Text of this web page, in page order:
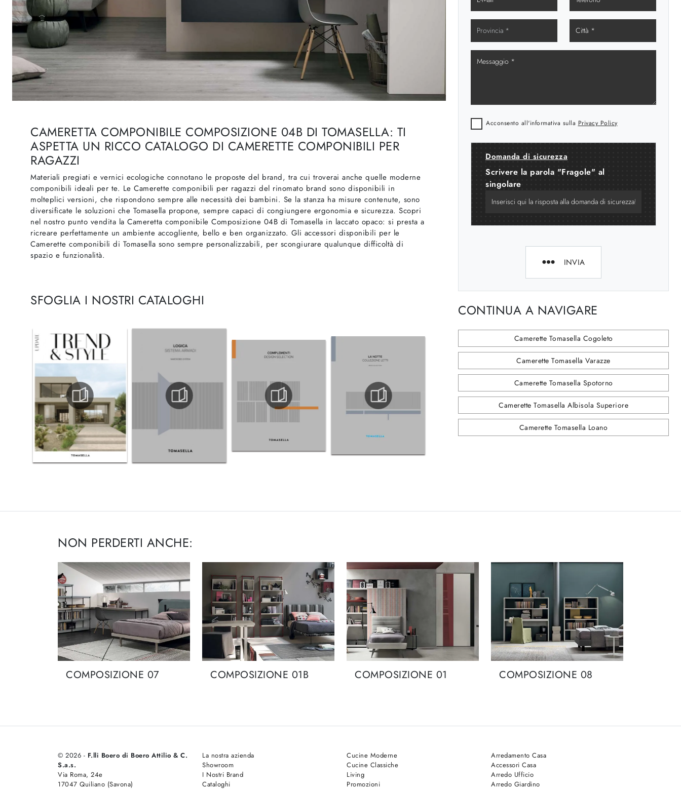
CAMERETTA COMPONIBILE COMPOSIZIONE 04B DI TOMASELLA: TI
ASPETTA UN RICCO CATALOGO DI CAMERETTE COMPONIBILI PER
RAGAZZI
Materiali pregiati e vernici ecologiche connotano le proposte del brand, tra cui troverai anche quelle moderne
componibili ideali per te. Le Camerette componibili per ragazzi del rinomato brand sono disponibili in
molteplici versioni, che rispondono sempre alle necessità dei bambini. Se la stanza ha misure contenute, sono
diversificate le soluzioni che Tomasella propone, sempre capaci di congiungere ergonomia e sicurezza. Scopri
nel nostro punto vendita la Cameretta componibile Composizione 04B di Tomasella in laccato opaco: si presta a
ricreare perfettamente un ambiente accogliente, bello e ben organizzato. Gli accessori disponibili per le
Camerette componibili di Tomasella sono sempre personalizzabili, per scongiurare qualunque difficoltà di
spazio e funzionalità.
SFOGLIA I NOSTRI CATALOGHI
Acconsento all'informativa sulla Privacy Policy
Domanda di sicurezza
Scrivere la parola "Fragole" al
singolare
INVIA
CONTINUA A NAVIGARE
Camerette Tomasella Cogoleto
Camerette Tomasella Varazze
Camerette Tomasella Spotorno
Camerette Tomasella Albisola Superiore
Camerette Tomasella Loano
NON PERDERTI ANCHE:
COMPOSIZIONE 07 COMPOSIZIONE 01B COMPOSIZIONE 01 COMPOSIZIONE 08
© 2026 - F.lli Boero di Boero Attilio & C.
S.a.s.
Via Roma, 24e
17047 Quiliano (Savona)
La nostra azienda
Showroom
I Nostri Brand
Cataloghi
Cucine Moderne
Cucine Classiche
Living
Promozioni
Arredamento Casa
Accessori Casa
Arredo Ufficio
Arredo Giardino